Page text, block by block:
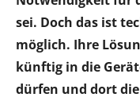
sei. Doch das ist
möglich. Ihre
künftig in die
dürfen und dort